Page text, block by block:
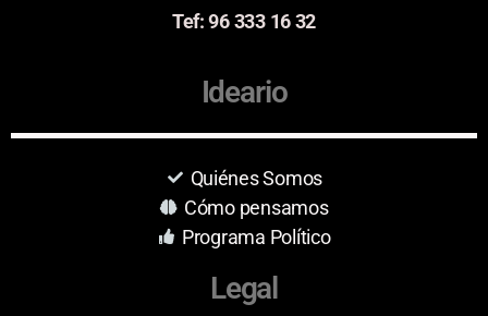
Tef: 96 333 16 32
Ideario
Quiénes Somos
Cómo pensamos
Programa Político
Legal